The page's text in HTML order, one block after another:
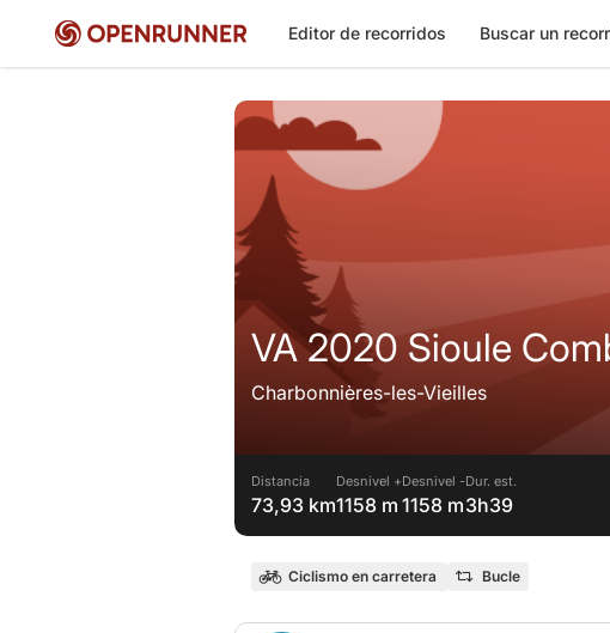
Editor de recorridos Buscar un
VA 2020 Sioule
Charbonnières-les-Vieilles
Distancia
73,93 km
Desnivel +
1158 m
Desnivel -
1158 m
Dur. est.
3h39
Ciclismo en carretera Bucle